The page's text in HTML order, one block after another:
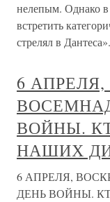
нелепым. Однако в
встретить
стрелял в
6
ВОЙНЫ.
НАШИХ
6 АПРЕЛЯ,
ДЕНЬ ВОЙНЫ.